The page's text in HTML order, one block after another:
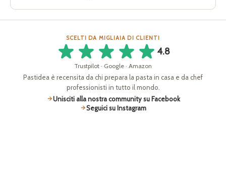
SCELTI DA MIGLIAIA DI CLIENTI
4.8
Trustpilot · Google · Amazon
Pastidea è recensita da chi prepara la pasta in casa e da chef
professionisti in tutto il mondo.
Unisciti alla nostra community su Facebook
Seguici su Instagram